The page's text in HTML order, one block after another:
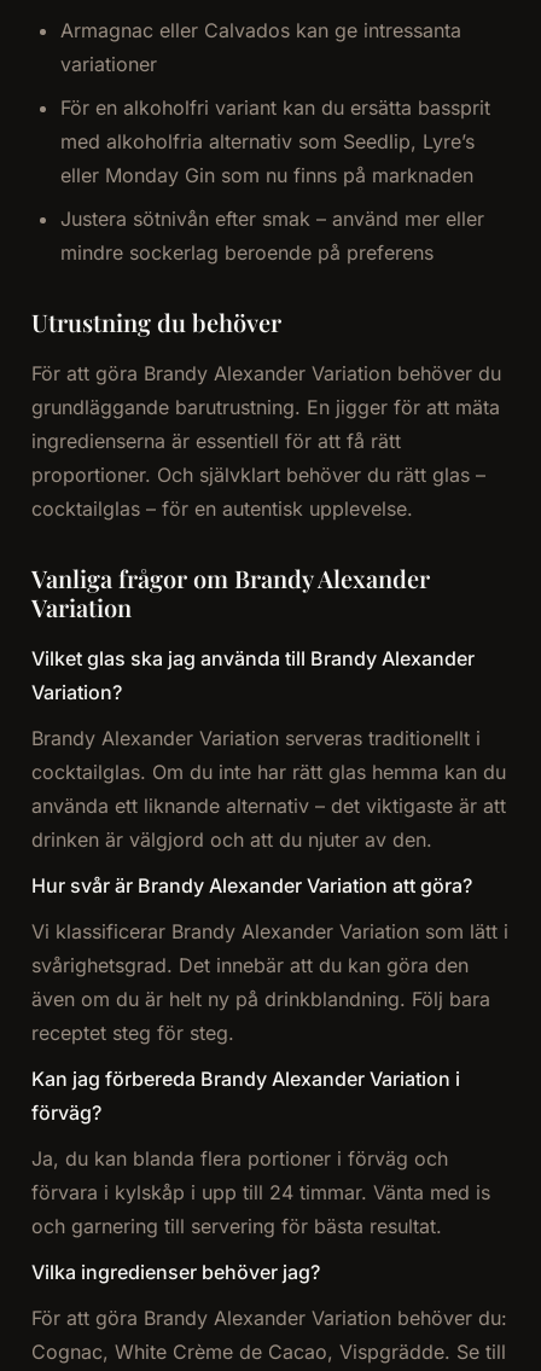
Armagnac eller Calvados kan ge intressanta
variationer
För en alkoholfri variant kan du ersätta bassprit
med alkoholfria alternativ som Seedlip, Lyre’s
eller Monday Gin som nu finns på marknaden
Justera sötnivån efter smak – använd mer eller
mindre sockerlag beroende på preferens
Utrustning du behöver
För att göra Brandy Alexander Variation behöver du
grundläggande barutrustning. En jigger för att mäta
ingredienserna är essentiell för att få rätt
proportioner. Och självklart behöver du rätt glas –
cocktailglas – för en autentisk upplevelse.
Vanliga frågor om Brandy Alexander
Variation
Vilket glas ska jag använda till Brandy Alexander
Variation?
Brandy Alexander Variation serveras traditionellt i
cocktailglas. Om du inte har rätt glas hemma kan du
använda ett liknande alternativ – det viktigaste är att
drinken är välgjord och att du njuter av den.
Hur svår är Brandy Alexander Variation att göra?
Vi klassificerar Brandy Alexander Variation som lätt i
svårighetsgrad. Det innebär att du kan göra den
även om du är helt ny på drinkblandning. Följ bara
receptet steg för steg.
Kan jag förbereda Brandy Alexander Variation i
förväg?
Ja, du kan blanda flera portioner i förväg och
förvara i kylskåp i upp till 24 timmar. Vänta med is
och garnering till servering för bästa resultat.
Vilka ingredienser behöver jag?
För att göra Brandy Alexander Variation behöver du:
Cognac, White Crème de Cacao, Vispgrädde. Se till